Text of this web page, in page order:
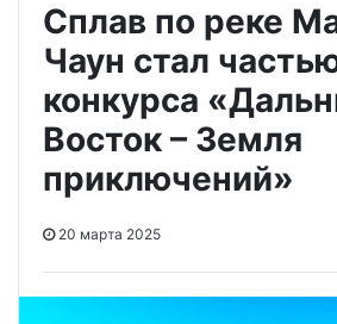
Сплав по реке
Чаун стал
конкурса
Восток – Земля
приключений»
20 марта 2025